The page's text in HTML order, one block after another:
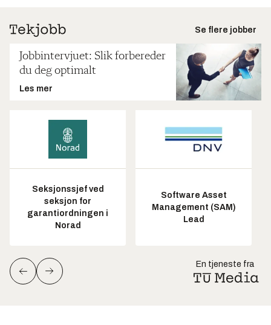
Se flere jobber
Jobbintervjuet: Slik forbereder
du deg optimalt
Les mer
Seksjonssjef ved
seksjon for
garantiordningen i
Norad
Software Asset
Management (SAM)
Lead
En tjeneste fra